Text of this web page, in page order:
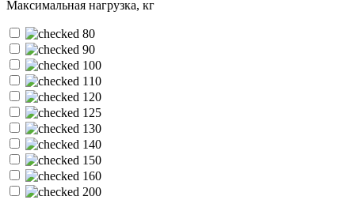
Максимальная нагрузка, кг
80
90
100
110
120
125
130
140
150
160
200